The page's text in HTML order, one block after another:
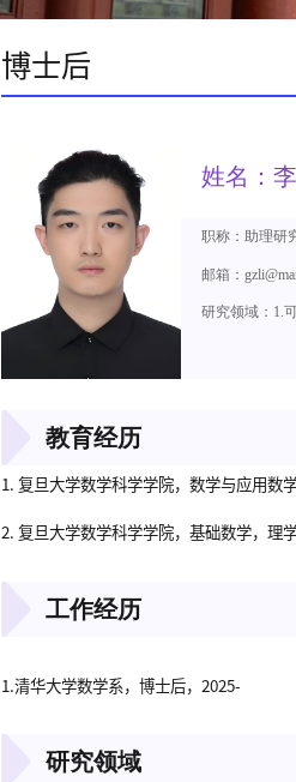
博士后
姓名：
职称：助理研
邮箱：
研究领域：1.
教育经历
1. 复旦大学数学科学学院，数学与应用数
2. 复旦大学数学科学学院，基础数学，理
工作经历
1.清华大学数学系，博士后，2025-
研究领域